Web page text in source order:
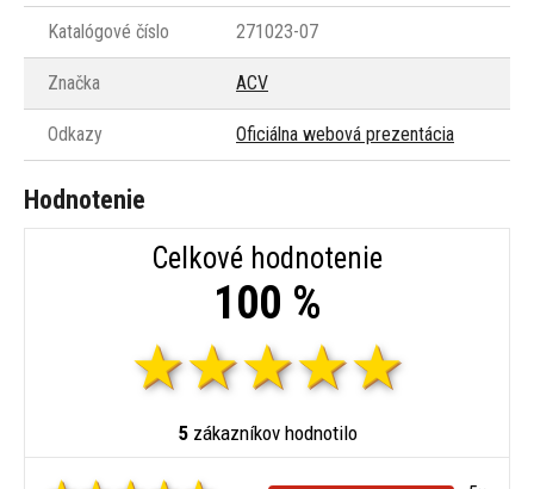
Katalógové číslo 271023-07
Značka ACV
Odkazy Oficiálna webová prezentácia
Hodnotenie
Celkové hodnotenie
100 %
5zákazníkov hodnotilo